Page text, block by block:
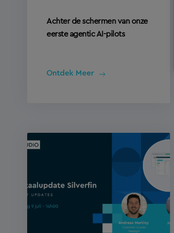
Achter de schermen van onze
eerste agentic AI-pilots
Ontdek Meer